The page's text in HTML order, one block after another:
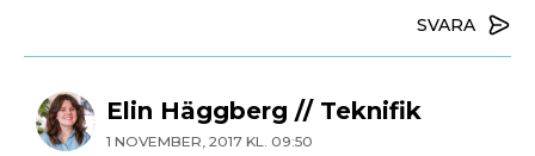
SVARA
Elin Häggberg // Teknifik
1 NOVEMBER, 2017 KL. 09:50